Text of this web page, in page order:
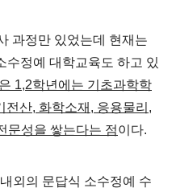
과정만 있었는데 현재는
수정예 대학교육도 하고 있
1,2학년에는 기초과학학
전산, 화학소재, 응용물리,
문성을 쌓는다는 점이다.
외의 문답식 소수정예 수